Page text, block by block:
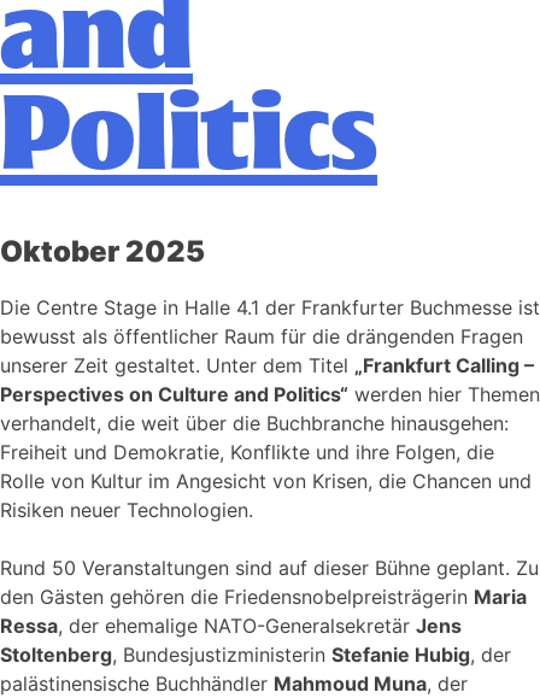
and
Politics
Oktober 2025
Die Centre Stage in Halle 4.1 der Frankfurter Buchmesse ist
bewusst als öffentlicher Raum für die drängenden Fragen
unserer Zeit gestaltet. Unter dem Titel „Frankfurt Calling –
Perspectives on Culture and Politics“ werden hier Themen
verhandelt, die weit über die Buchbranche hinausgehen:
Freiheit und Demokratie, Konflikte und ihre Folgen, die
Rolle von Kultur im Angesicht von Krisen, die Chancen und
Risiken neuer Technologien.
Rund 50 Veranstaltungen sind auf dieser Bühne geplant. Zu
den Gästen gehören die Friedensnobelpreisträgerin Maria
Ressa, der ehemalige NATO-Generalsekretär Jens
Stoltenberg, Bundesjustizministerin Stefanie Hubig, der
palästinensische Buchhändler Mahmoud Muna, der